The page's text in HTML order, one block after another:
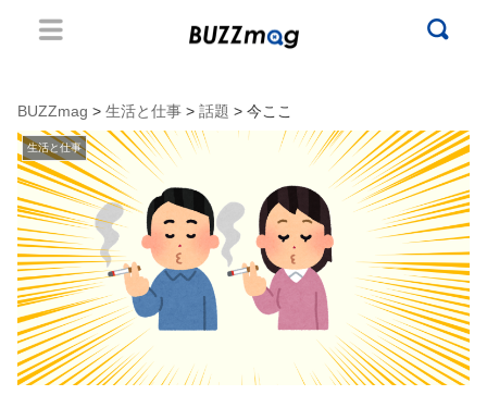
BUZZmag > 生活と仕事 > 話題 > 今ここ
生活と仕事